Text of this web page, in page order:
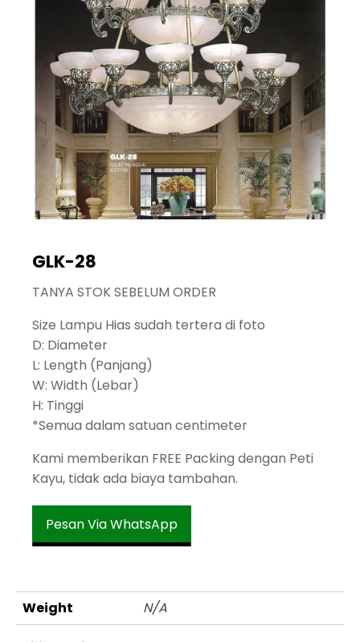
GLK-28
TANYA STOK SEBELUM ORDER
Size Lampu Hias sudah tertera di foto
D: Diameter
L: Length (Panjang)
W: Width (Lebar)
H: Tinggi
*Semua dalam satuan centimeter
Kami memberikan FREE Packing dengan Peti
Kayu, tidak ada biaya tambahan.
Pesan Via WhatsApp
Weight N/A